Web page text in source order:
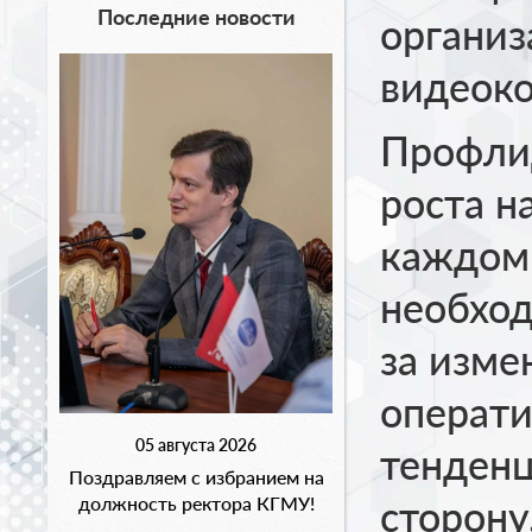
Последние новости
05 августа 2026
Поздравляем с избранием на
должность ректора КГМУ!
роста
каждом
за